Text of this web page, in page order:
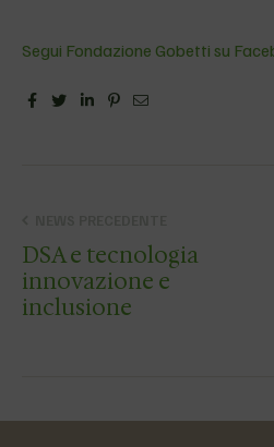
Segui Fondazione Gobetti su
FacebookTwitterLinkedinPinterest
Email
DSA e tecnologia
innovazione e
inclusione